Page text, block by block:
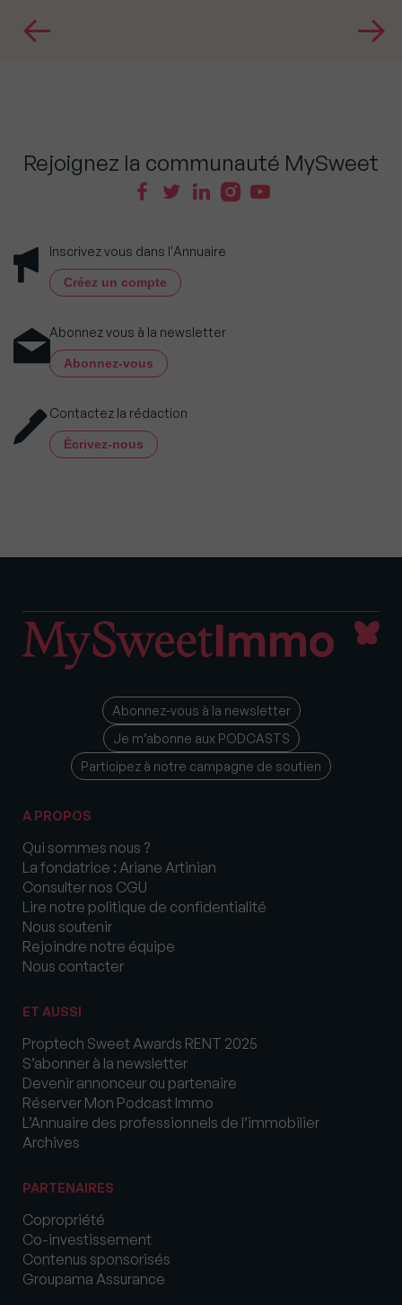
Rejoignez la communauté MySweet
Inscrivez vous dans l'Annuaire
Créez un compte
Abonnez vous à la newsletter
Abonnez-vous
Contactez la rédaction
Écrivez-nous
Abonnez-vous à la newsletter
Je m’abonne aux PODCASTS
Participez à notre campagne de soutien
A PROPOS
Qui sommes nous ?
La fondatrice : Ariane Artinian
Consulter nos CGU
Lire notre politique de confidentialité
Nous soutenir
Rejoindre notre équipe
Nous contacter
ET AUSSI
Proptech Sweet Awards RENT 2025
S’abonner à la newsletter
Devenir annonceur ou partenaire
Réserver Mon Podcast Immo
L’Annuaire des professionnels de l’immobilier
Archives
PARTENAIRES
Copropriété
Co-investissement
Contenus sponsorisés
Groupama Assurance